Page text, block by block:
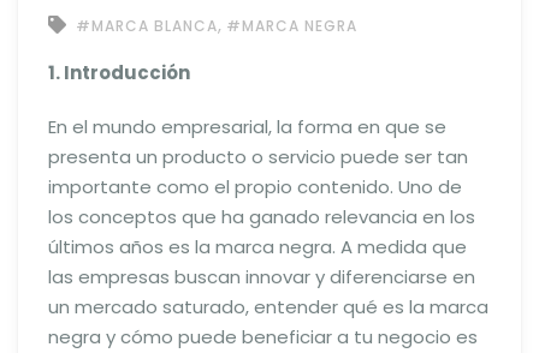
#MARCA BLANCA, #MARCA NEGRA
1. Introducción
En el mundo empresarial, la forma en que se
presenta un producto o servicio puede ser tan
importante como el propio contenido. Uno de
los conceptos que ha ganado relevancia en los
últimos años es la marca negra. A medida que
las empresas buscan innovar y diferenciarse en
un mercado saturado, entender qué es la marca
negra y cómo puede beneficiar a tu negocio es